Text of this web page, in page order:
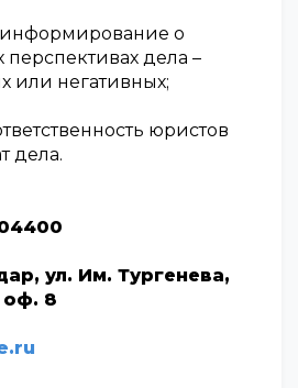
о
дела –
или негативных;
юристов
дела.
ул. Им. Тургенева,
оф. 8